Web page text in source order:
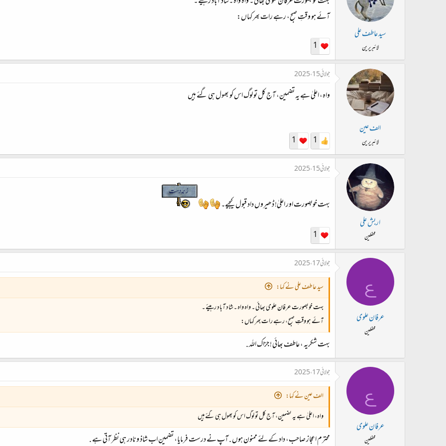
سید عاطف علی
لائبریرین
آئے ہو وقتِ صبح، رہے رات بھر کہاں:
1
الف عین
لائبریرین
جولائی 15، 2025
واہ، اعلیٰ ہے یہ تضمین، آج کل تو لوگ اس کو بھول ہی گئے ہیں
1
1
اربش علی
محفلین
جولائی 15، 2025
بہت خوبصورت اور اعلیٰ! ڈھیروں داد قبول کیجیے۔
1
ع
عرفان علوی
محفلین
جولائی 17، 2025
سید عاطف علی نے کہا:
بہت خوبصورت عرفان علوی بھائی ۔ واہ واہ ۔شاد آباد رہیئے ۔
آئے ہو وقتِ صبح، رہے رات بھر کہاں:
بہت شکریہ ، عاطف بھائی ! جزاک الله .
ع
عرفان علوی
محفلین
جولائی 17، 2025
الف عین نے کہا:
واہ، اعلیٰ ہے یہ تضمین، آج کل تو لوگ اس کو بھول ہی گئے ہیں
محترم اعجاز صاحب، داد کے لئے ممنون ہوں . آپ نے درست فرمایا، تضمین اب شاذ و نادر ہی نظر آتی ہے .